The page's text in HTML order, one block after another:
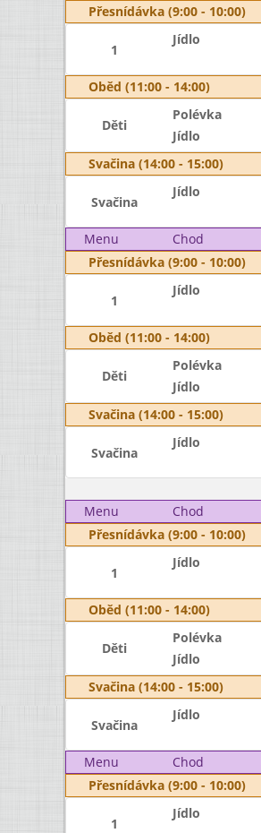
Přesnídávka (9:00 - 10:00)
1
Jídlo
Oběd (11:00 - 14:00)
Děti
Polévka
Jídlo
Svačina (14:00 - 15:00)
Svačina
Jídlo
Menu Chod
Přesnídávka (9:00 - 10:00)
1
Jídlo
Oběd (11:00 - 14:00)
Děti
Polévka
Jídlo
Svačina (14:00 - 15:00)
Svačina
Jídlo
Menu
Chod
Přesnídávka (9:00 - 10:00)
1
Jídlo
Oběd (11:00 - 14:00)
Děti
Polévka
Jídlo
Svačina (14:00 - 15:00)
Svačina
Jídlo
Menu Chod
Přesnídávka (9:00 - 10:00)
1
Jídlo